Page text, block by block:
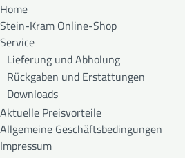
Home
Stein-Kram Online-Shop
Service
Lieferung und Abholung
Rückgaben und Erstattungen
Downloads
Aktuelle Preisvorteile
Allgemeine Geschäftsbedingungen
Impressum